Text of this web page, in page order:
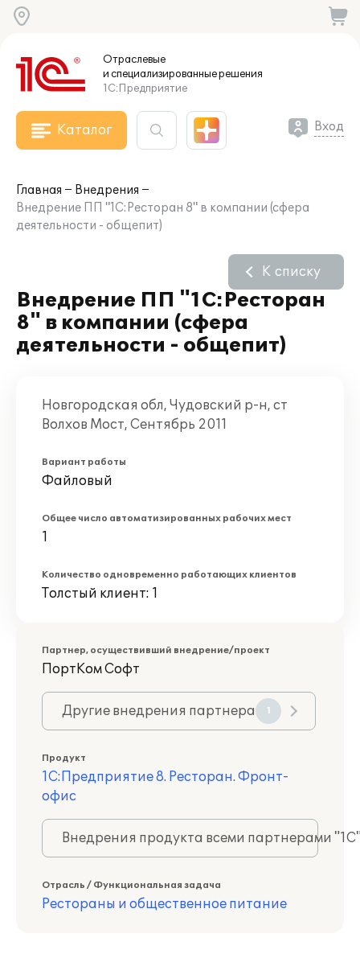
Отраслевые
и специализированныерешения
1С:Предприятие
Каталог Вход
Главная
Внедрения
Внедрение ПП "1С:Ресторан 8" в компании (сфера
деятельности - общепит)
Внедрение ПП "1С:Ресторан
8" в компании (сфера
деятельности - общепит)
К списку
Новгородская обл, Чудовский р-н, ст
Волхов Мост, Сентябрь 2011
Вариант работы
Файловый
Общее число автоматизированных рабочих мест
1
Количество одновременно работающих клиентов
Толстый клиент: 1
Партнер, осуществивший внедрение/проект
ПортКом Софт
Другие внедрения партнера 1
Продукт
1С:Предприятие 8. Ресторан. Фронт-
офис
Внедрения продукта всеми партнерами
Отрасль / Функциональная задача
Рестораны и общественное питание